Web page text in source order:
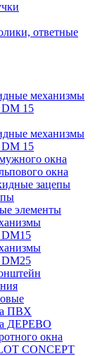
ответные
механизмы
15
механизмы
15
окна
окна
зацепы
элементы
ПВХ
ДЕРЕВО
окна
CONCEPT